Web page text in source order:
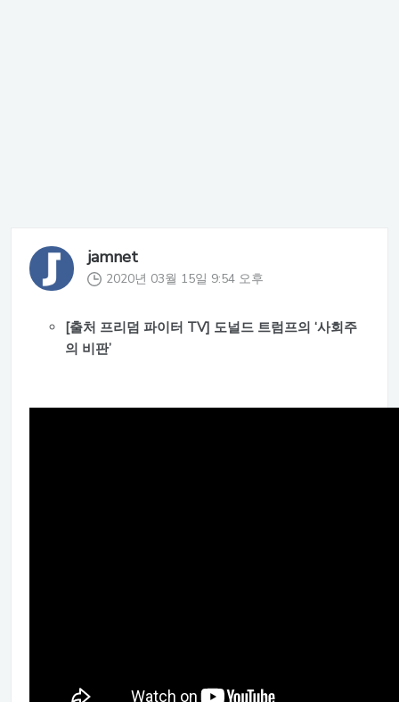
jamnet
2020년 03월 15일 9:54 오후
[출처 프리덤 파이터 TV] 도널드 트럼프의 ‘사회주
의 비판’